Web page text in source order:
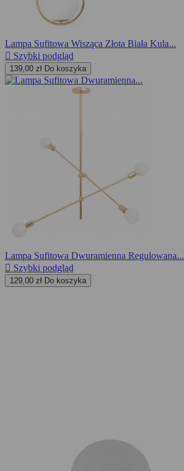
Lampa Sufitowa Wisząca Złota Biała Kula...
 Szybki podgląd
139,00 zł Do koszyka
Lampa Sufitowa Dwuramienna Regulowana...
 Szybki podgląd
129,00 zł Do koszyka